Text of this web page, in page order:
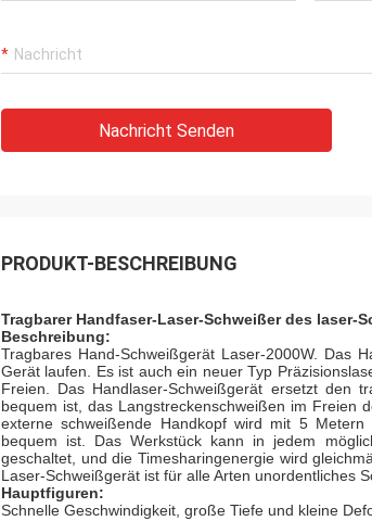
Nachricht Senden
PRODUKT-BESCHREIBUNG
Tragbarer Handfaser-Laser-Schweißer des laser-
Beschreibung:
Tragbares Hand-Schweißgerät Laser-2000W. Das
Gerät laufen. Es ist auch ein neuer Typ
Freien. Das Handlaser-Schweißgerät ersetzt den
bequem ist, das Langstreckenschweißen im Freien
externe schweißende Handkopf wird mit 5
bequem ist. Das Werkstück kann in jedem
geschaltet, und die Timesharingenergie wird
Laser-Schweißgerät ist für alle Arten unordentliches
Hauptfiguren:
Schnelle Geschwindigkeit, große Tiefe und kleine